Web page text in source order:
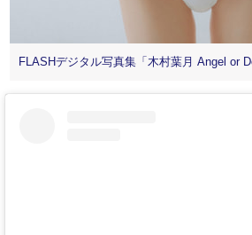
FLASHデジタル写真集「木村葉月 Angel or